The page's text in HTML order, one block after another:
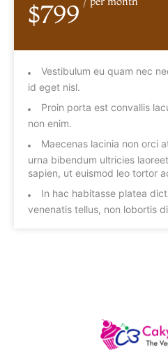
$799
Vestibulum eu quam nec
id eget nisl.
Proin porta est convallis
non enim.
Maecenas lacinia non orci
urna bibendum ultricies
sapien, ut euismod leo tortor
In hac habitasse platea
venenatis tellus, non lobortis